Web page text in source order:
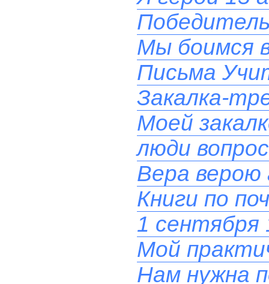
Мы боимся
Письма
Закалка-
Моей
люди
Вера верою
Книги по
1 сентября
Мой
Нам нужна